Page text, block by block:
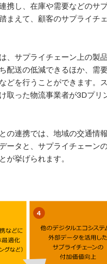
携し、在庫や需要などのサ
まえて、顧客のサプライチ
、サプライチェーン上の製
配送の低減できるほか、需
どを行うことができます。
取った物流事業者が3Dプリ
の連携では、地域の交通情
ータと、サプライチェーン
が挙げられます。